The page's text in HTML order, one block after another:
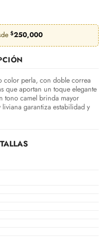
$250,000
color perla, con doble correa
que aportan un toque elegante
tono camel brinda mayor
garantiza estabilidad y